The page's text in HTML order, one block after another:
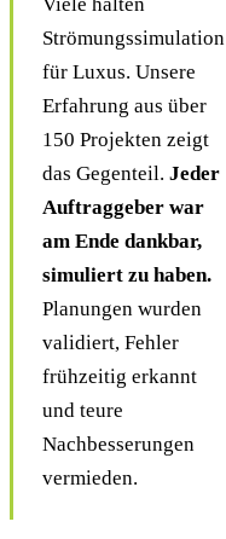
Viele halten
Strömungssimulation
für Luxus. Unsere
Erfahrung aus über
150 Projekten zeigt
das Gegenteil. Jeder
Auftraggeber war
am Ende dankbar,
simuliert zu haben.
Planungen wurden
validiert, Fehler
frühzeitig erkannt
und teure
Nachbesserungen
vermieden.